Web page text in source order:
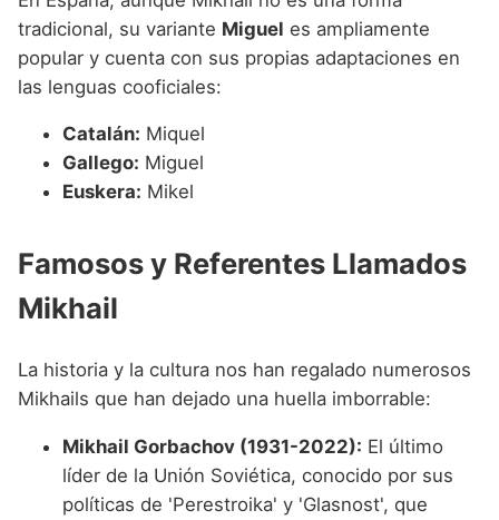
tradicional, su variante Miguel es ampliamente
popular y cuenta con sus propias adaptaciones en
las lenguas cooficiales:
Catalán: Miquel
Gallego: Miguel
Euskera: Mikel
Famosos y Referentes Llamados
Mikhail
La historia y la cultura nos han regalado numerosos
Mikhails que han dejado una huella imborrable:
Mikhail Gorbachov (1931-2022): El último
líder de la Unión Soviética, conocido por sus
políticas de 'Perestroika' y 'Glasnost', que